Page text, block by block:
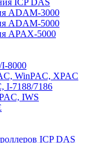
ICP DAS
ADAM-3000
ADAM-5000
APAX-5000
8000
WinPAC, XPAC
I-7188/7186
IWS
ICP DAS